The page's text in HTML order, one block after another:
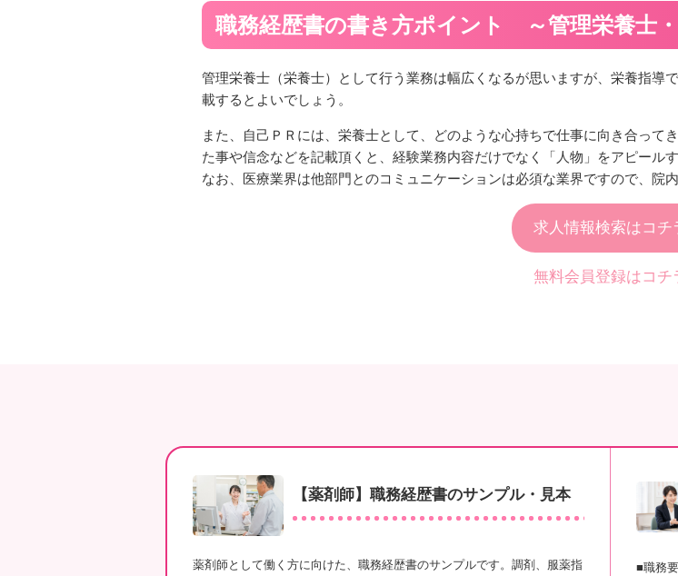
職務経歴書の書き方ポイント ～管理栄養士
管理栄養士（栄養士）として行う業務は幅広くなるが思いますが、栄養指導
載するとよいでしょう。
また、自己ＰＲには、栄養士として、どのような心持ちで仕事に向き合って
た事や信念などを記載頂くと、経験業務内容だけでなく「人物」をアピールす
なお、医療業界は他部門とのコミュニケーションは必須な業界ですので、院
求人情報検索はコチ
無料会員登録はコチ
【薬剤師】職務経歴書のサンプル・見本
薬剤師として働く方に向けた、職務経歴書のサンプルです。調剤、服薬指
■職務